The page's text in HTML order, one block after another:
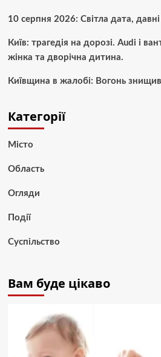
10 серпня 2026: Світла дата, давні
Київ: трагедія на дорозі. Audi і
жінка та дворічна дитина.
Київщина в жалобі: Вогонь
Категорії
Місто
Область
Огляди
Події
Суспільство
Вам буде цікаво